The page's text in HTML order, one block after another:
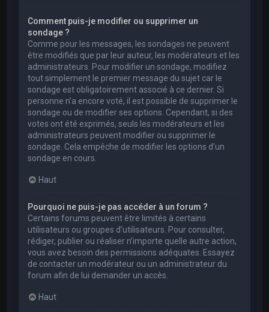
Comment puis-je modifier ou supprimer un
sondage ?
Comme pour les messages, les sondages ne peuvent
être modifiés que par leur auteur, les modérateurs et les
administrateurs. Pour modifier un sondage, modifiez
tout simplement le premier message du sujet car le
sondage est obligatoirement associé à ce dernier. Si
personne n’a encore voté, il est possible de supprimer le
sondage ou de modifier ses options. Cependant, si des
votes ont été exprimés, seuls les modérateurs et les
administrateurs peuvent modifier ou supprimer le
sondage. Cela empêche de modifier les options d’un
sondage en cours.
Haut
Pourquoi ne puis-je pas accéder à un forum ?
Certains forums peuvent être limités à certains
utilisateurs ou groupes d’utilisateurs. Pour consulter,
rédiger, publier ou réaliser n’importe quelle autre action,
vous avez besoin des permissions adéquates. Essayez
de contacter un modérateur ou un administrateur du
forum afin de lui demander un accès.
Haut